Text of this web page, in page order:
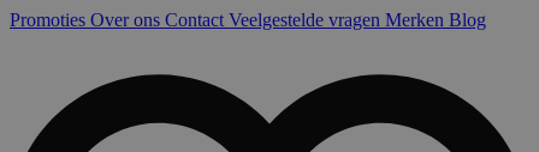
Promoties Over ons Contact Veelgestelde vragen Merken Blog